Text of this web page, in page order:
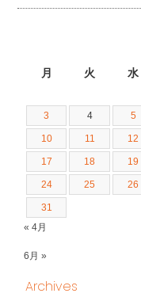
月 火 水
3 4 5
10 11 12
17 18 19
24 25 26
31
« 4月
6月 »
Archives